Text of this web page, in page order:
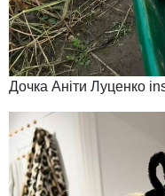
Дочка Аніти Луценко